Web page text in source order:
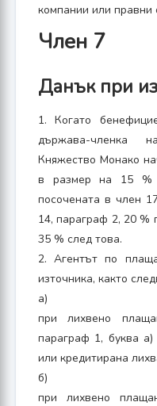
компании или правни
Член 7
Данък при
1. Когато
държава-членка
Княжество Монако
в размер на 15 %
посочената в член
14, параграф 2, 20 %
35 % след това.
2. Агентът по
източника, както
а)
при лихвено
параграф 1, буква
или кредитирана
б)
при лихвено